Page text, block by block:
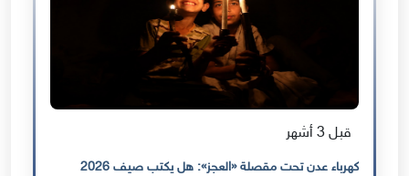
قبل 3 أشهر
كهرباء عدن تحت مقصلة «العجز»: هل يكتب صيف 2026